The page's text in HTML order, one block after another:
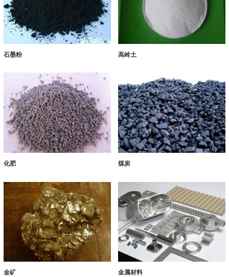
石墨粉 高岭土
化肥 煤炭
金矿 金属材料